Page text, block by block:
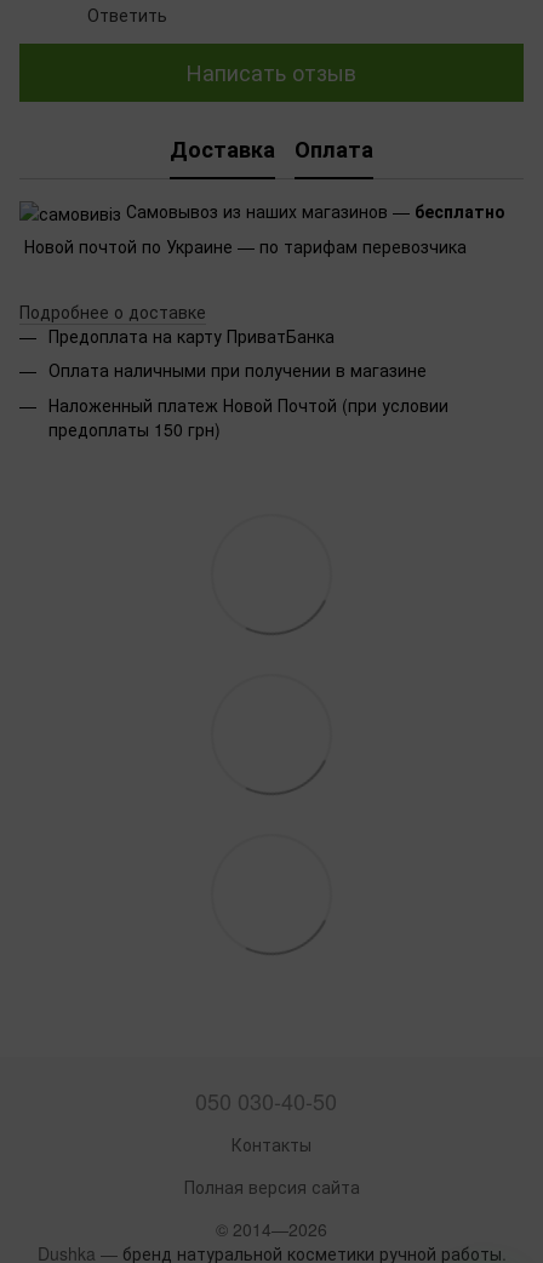
Ответить
Написать отзыв
Доставка Оплата
Самовывоз из наших магазинов — бесплатно
Новой почтой по Украине — по тарифам перевозчика
Подробнее о доставке
Предоплата на карту ПриватБанка
Оплата наличными при получении в магазине
Наложенный платеж Новой Почтой (при условии
предоплаты 150 грн)
050 030-40-50
Контакты
Полная версия сайта
© 2014—2026
Dushka — бренд натуральной косметики ручной работы